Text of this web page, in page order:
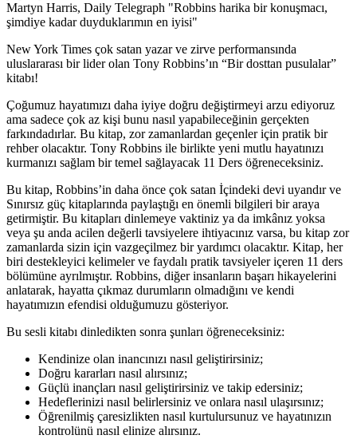
Martyn Harris, Daily Telegraph
Robbins harika bir konuşmacı,
şimdiye kadar duyduklarımın en iyisi
New York Times çok satan yazar ve zirve performansında
uluslararası bir lider olan Tony Robbins’ın “Bir dosttan pusulalar”
kitabı!
Çoğumuz hayatımızı daha iyiye doğru değiştirmeyi arzu ediyoruz
ama sadece çok az kişi bunu nasıl yapabileceğinin gerçekten
farkındadırlar. Bu kitap, zor zamanlardan geçenler için pratik bir
rehber olacaktır. Tony Robbins ile birlikte yeni mutlu hayatınızı
kurmanızı sağlam bir temel sağlayacak 11 Ders öğreneceksiniz.
Bu kitap, Robbins’in daha önce çok satan İçindeki devi uyandır ve
Sınırsız güç kitaplarında paylaştığı en önemli bilgileri bir araya
getirmiştir. Bu kitapları dinlemeye vaktiniz ya da imkânız yoksa
veya şu anda acilen değerli tavsiyelere ihtiyacınız varsa, bu kitap zor
zamanlarda sizin için vazgeçilmez bir yardımcı olacaktır. Kitap, her
biri destekleyici kelimeler ve faydalı pratik tavsiyeler içeren 11 ders
bölümüne ayrılmıştır. Robbins, diğer insanların başarı hikayelerini
anlatarak, hayatta çıkmaz durumların olmadığını ve kendi
hayatımızın efendisi olduğumuzu gösteriyor.
Bu sesli kitabı dinledikten sonra şunları öğreneceksiniz:
Kendinize olan inancınızı nasıl geliştirirsiniz;
Doğru kararları nasıl alırsınız;
Güçlü inançları nasıl geliştirirsiniz ve takip edersiniz;
Hedeflerinizi nasıl belirlersiniz ve onlara nasıl ulaşırsınız;
Öğrenilmiş çaresizlikten nasıl kurtulursunuz ve hayatınızın
kontrolünü nasıl elinize alırsınız.